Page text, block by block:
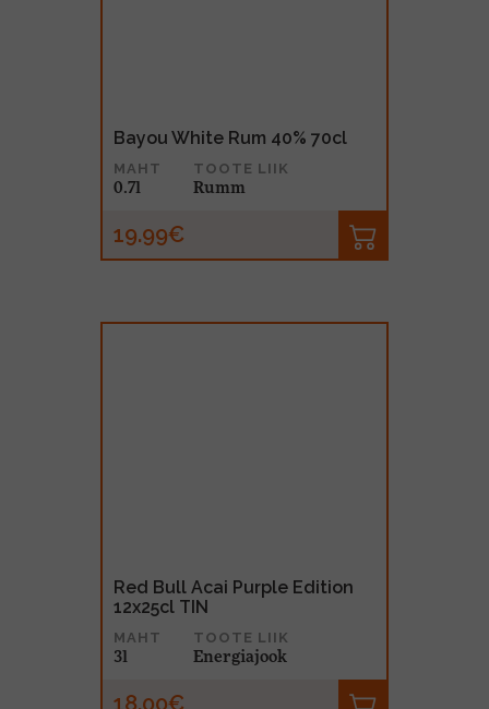
Bayou White Rum 40% 70cl
MAHT
0.7l
TOOTE LIIK
Rumm
19.99€
Red Bull Acai Purple Edition
12x25cl TIN
MAHT
3l
TOOTE LIIK
Energiajook
18.00€